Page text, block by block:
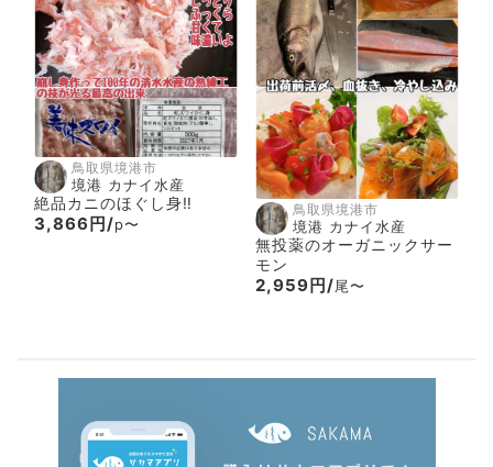
鳥取県境港市
境港 カナイ水産
絶品カニのほぐし身‼️
3,866円/p〜
鳥取県境港市
境港 カナイ水産
無投薬のオーガニックサー
モン
2,959円/尾〜